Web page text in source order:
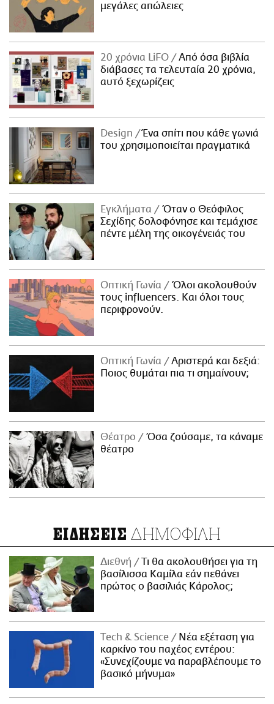
μεγάλες απώλειες
20 χρόνια LiFO
Από όσα βιβλία
διάβασες τα τελευταία 20 χρόνια,
αυτό ξεχωρίζεις
Design
Ένα σπίτι που κάθε γωνιά
του χρησιμοποιείται πραγματικά
Εγκλήματα
Όταν ο Θεόφιλος
Σεχίδης δολοφόνησε και τεμάχισε
πέντε μέλη της οικογένειάς του
Οπτική Γωνία
Όλοι ακολουθούν
τους influencers. Και όλοι τους
περιφρονούν.
Οπτική Γωνία
Αριστερά και δεξιά:
Ποιος θυμάται πια τι σημαίνουν;
Θέατρο
Όσα ζούσαμε, τα κάναμε
θέατρο
ΕΙΔΗΣΕΙΣ ΔΗΜΟΦΙΛΗ
Διεθνή
Τι θα ακολουθήσει για τη
βασίλισσα Καμίλα εάν πεθάνει
πρώτος ο βασιλιάς Κάρολος;
Τech & Science
Νέα εξέταση για
καρκίνο του παχέος εντέρου:
«Συνεχίζουμε να παραβλέπουμε το
βασικό μήνυμα»